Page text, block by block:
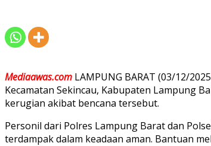
Mediaawas.com LAMPUNG BARAT (03/12/
Kecamatan Sekincau, Kabupaten Lampung
kerugian akibat bencana tersebut.
Personil dari Polres Lampung Barat dan
terdampak dalam keadaan aman. Bantuan